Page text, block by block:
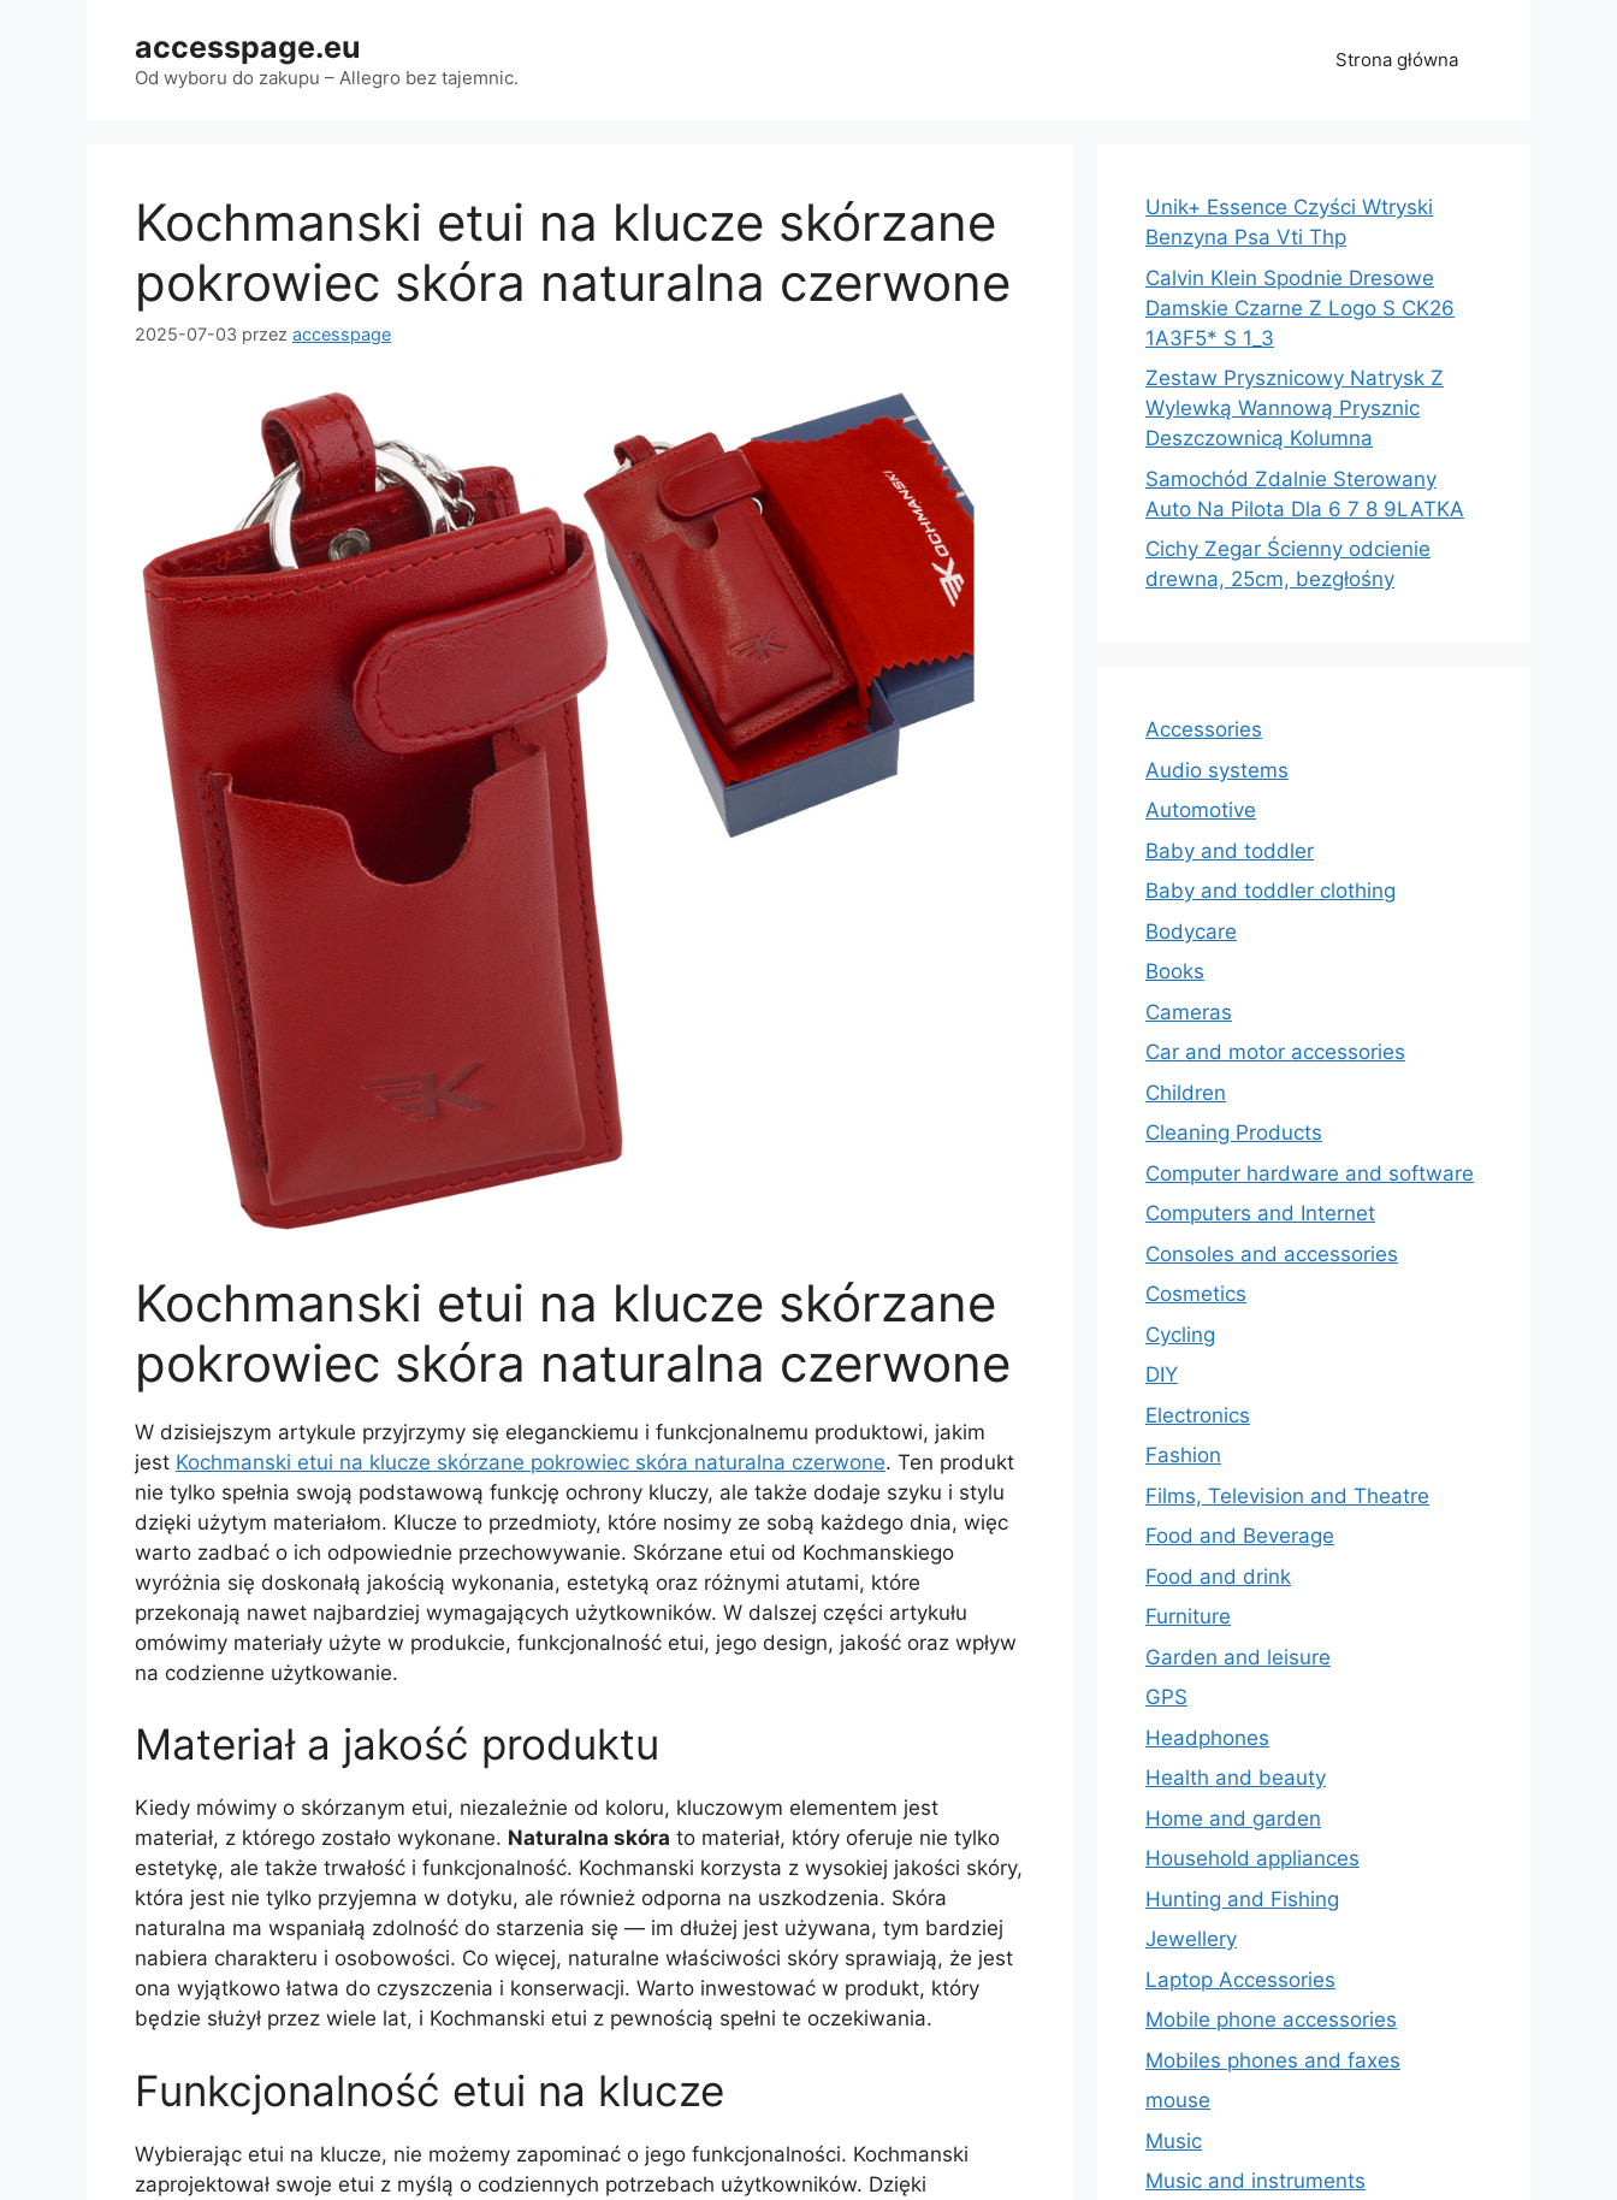
accesspage.eu
Od wyboru do zakupu – Allegro bez tajemnic.
Strona główna
Kochmanski etui na klucze skórzane
pokrowiec skóra naturalna czerwone
2025-07-03 przez accesspage
Kochmanski etui na klucze skórzane
pokrowiec skóra naturalna czerwone
W dzisiejszym artykule przyjrzymy się eleganckiemu i funkcjonalnemu produktowi, jakim
jest Kochmanski etui na klucze skórzane pokrowiec skóra naturalna czerwone. Ten produkt
nie tylko spełnia swoją podstawową funkcję ochrony kluczy, ale także dodaje szyku i stylu
dzięki użytym materiałom. Klucze to przedmioty, które nosimy ze sobą każdego dnia, więc
warto zadbać o ich odpowiednie przechowywanie. Skórzane etui od Kochmanskiego
wyróżnia się doskonałą jakością wykonania, estetyką oraz różnymi atutami, które
przekonają nawet najbardziej wymagających użytkowników. W dalszej części artykułu
omówimy materiały użyte w produkcie, funkcjonalność etui, jego design, jakość oraz wpływ
na codzienne użytkowanie.
Materiał a jakość produktu
Kiedy mówimy o skórzanym etui, niezależnie od koloru, kluczowym elementem jest
materiał, z którego zostało wykonane. Naturalna skóra to materiał, który oferuje nie tylko
estetykę, ale także trwałość i funkcjonalność. Kochmanski korzysta z wysokiej jakości skóry,
która jest nie tylko przyjemna w dotyku, ale również odporna na uszkodzenia. Skóra
naturalna ma wspaniałą zdolność do starzenia się — im dłużej jest używana, tym bardziej
nabiera charakteru i osobowości. Co więcej, naturalne właściwości skóry sprawiają, że jest
ona wyjątkowo łatwa do czyszczenia i konserwacji. Warto inwestować w produkt, który
będzie służył przez wiele lat, i Kochmanski etui z pewnością spełni te oczekiwania.
Funkcjonalność etui na klucze
Wybierając etui na klucze, nie możemy zapominać o jego funkcjonalności. Kochmanski
zaprojektował swoje etui z myślą o codziennych potrzebach użytkowników. Dzięki
Unik+ Essence Czyści Wtryski
Benzyna Psa Vti Thp
Calvin Klein Spodnie Dresowe
Damskie Czarne Z Logo S CK26
1A3F5* S 1_3
Zestaw Prysznicowy Natrysk Z
Wylewką Wannową Prysznic
Deszczownicą Kolumna
Samochód Zdalnie Sterowany
Auto Na Pilota Dla 6 7 8 9LATKA
Cichy Zegar Ścienny odcienie
drewna, 25cm, bezgłośny
Accessories
Audio systems
Automotive
Baby and toddler
Baby and toddler clothing
Bodycare
Books
Cameras
Car and motor accessories
Children
Cleaning Products
Computer hardware and software
Computers and Internet
Consoles and accessories
Cosmetics
Cycling
DIY
Electronics
Fashion
Films, Television and Theatre
Food and Beverage
Food and drink
Furniture
Garden and leisure
GPS
Headphones
Health and beauty
Home and garden
Household appliances
Hunting and Fishing
Jewellery
Laptop Accessories
Mobile phone accessories
Mobiles phones and faxes
mouse
Music
Music and instruments